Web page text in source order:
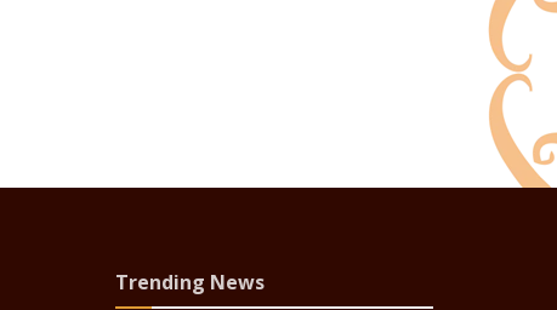
Trending News